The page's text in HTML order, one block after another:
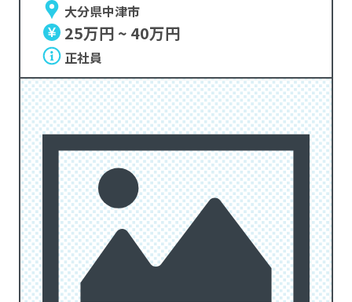
大分県中津市
25万円 ~ 40万円
正社員